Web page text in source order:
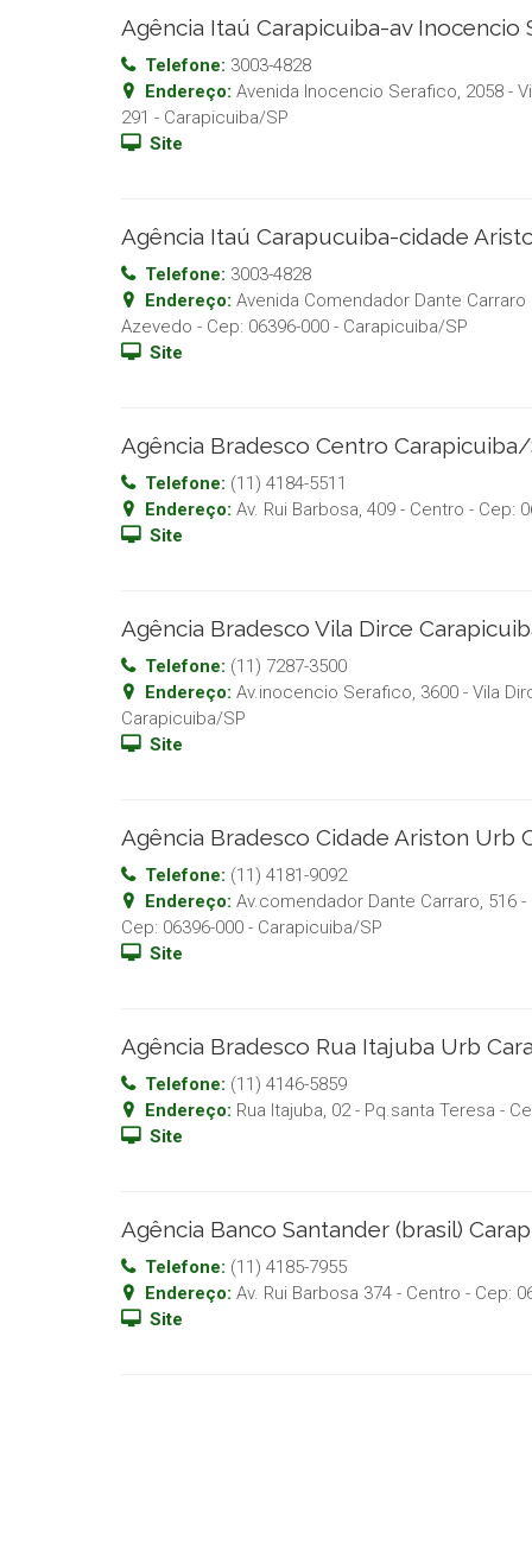
Agência Itaú Carapicuiba-av Inocencio
Telefone: 3003-4828
Endereço: Avenida Inocencio Serafico, 2058 -
291 - Carapicuiba/SP
Site
Agência Itaú Carapucuiba-cidade
Telefone: 3003-4828
Endereço: Avenida Comendador Dante
Azevedo - Cep: 06396-000 - Carapicuiba/SP
Site
Agência Bradesco Centro Carapicuiba/
Telefone: (11) 4184-5511
Endereço: Av. Rui Barbosa, 409 - Centro - Cep:
Site
Agência Bradesco Vila Dirce
Telefone: (11) 7287-3500
Endereço: Av.inocencio Serafico, 3600 - Vila
Carapicuiba/SP
Site
Agência Bradesco Cidade Ariston Urb
Telefone: (11) 4181-9092
Endereço: Av.comendador Dante Carraro, 516
Cep: 06396-000 - Carapicuiba/SP
Site
Agência Bradesco Rua Itajuba Urb
Telefone: (11) 4146-5859
Endereço: Rua Itajuba, 02 - Pq.santa Teresa -
Site
Agência Banco Santander (brasil)
Telefone: (11) 4185-7955
Endereço: Av. Rui Barbosa 374 - Centro - Cep:
Site